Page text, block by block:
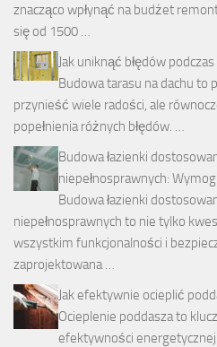
znacząco wpłynąć na budżet
się od 1500 …
Jak uniknąć błędów
Budowa tarasu na dachu to
przynieść wiele radości, ale
popełnienia różnych błędów. …
Budowa łazienki
niepełnosprawnych:
Budowa łazienki
niepełnosprawnych to nie tylko
wszystkim funkcjonalności i
zaprojektowana …
Jak efektywnie ocieplić
Ocieplenie poddasza to
efektywności